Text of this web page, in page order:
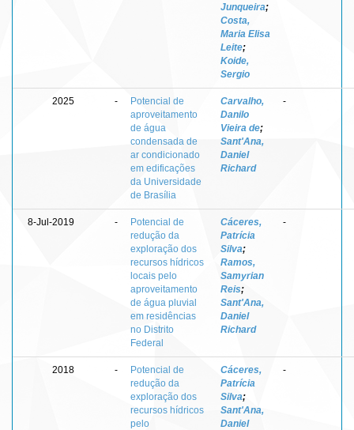
Junqueira;
Costa,
Maria Elisa
Leite;
Koide,
Sergio
2025 -
Potencial de
aproveitamento
de água
condensada de
ar condicionado
em edificações
da Universidade
de Brasília
Carvalho,
Danilo
Vieira de;
Sant'Ana,
Daniel
Richard
-
8-Jul-2019 -
Potencial de
redução da
exploração dos
recursos hídricos
locais pelo
aproveitamento
de água pluvial
em residências
no Distrito
Federal
Cáceres,
Patrícia
Silva;
Ramos,
Samyrian
Reis;
Sant'Ana,
Daniel
Richard
-
2018 -
Potencial de
redução da
exploração dos
recursos hídricos
pelo
Cáceres,
Patrícia
Silva;
Sant'Ana,
Daniel
-